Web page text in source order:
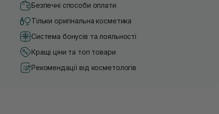
Безпечні способи оплати
Тільки оригінальна косметика
Система бонусів та лояльності
Кращі ціни та топ товари
Рекомендації від косметологів